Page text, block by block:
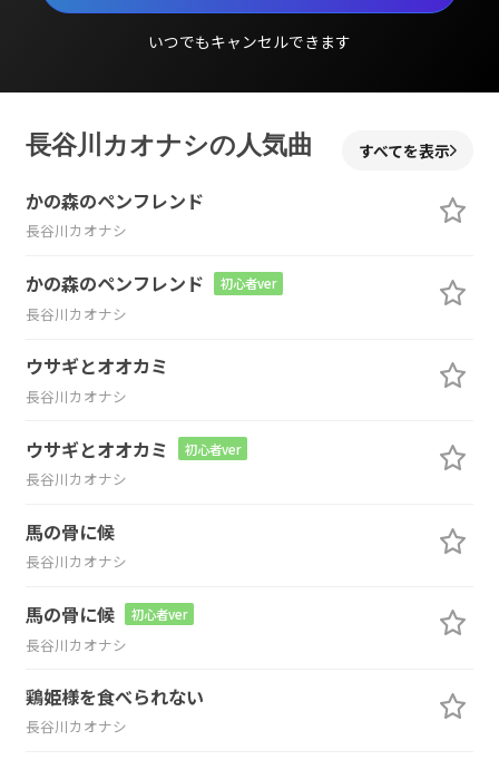
いつでもキャンセルできます
長谷川カオナシの人気曲 すべてを表示
かの森のペンフレンド
長谷川カオナシ
かの森のペンフレンド 初心者ver
長谷川カオナシ
ウサギとオオカミ
長谷川カオナシ
ウサギとオオカミ 初心者ver
長谷川カオナシ
馬の骨に候
長谷川カオナシ
馬の骨に候 初心者ver
長谷川カオナシ
鶏姫様を食べられない
長谷川カオナシ